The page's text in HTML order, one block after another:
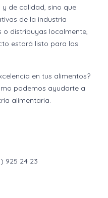
de calidad, sino que
de la industria
o distribuyas localmente,
estará listo para los
en tus alimentos?
podemos ayudarte a
alimentaria.
925 24 23